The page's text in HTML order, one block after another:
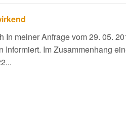
In meiner Anfrage vom 29. 05.
Informiert. Im Zusammenhang